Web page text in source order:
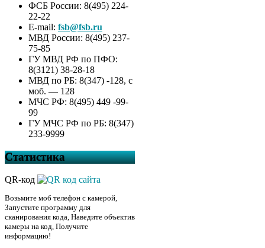
ФСБ России: 8(495) 224-
22-22
E-mail: fsb@fsb.ru
МВД России: 8(495) 237-
75-85
ГУ МВД РФ по ПФО:
8(3121) 38-28-18
МВД по РБ: 8(347) -128, с
моб. — 128
МЧС РФ: 8(495) 449 -99-
99
ГУ МЧС РФ по РБ: 8(347)
233-9999
Статистика
QR-код
Возьмите моб телефон с камерой,
Запустите программу для
сканирования кода, Наведите объектив
камеры на код, Получите
информацию!